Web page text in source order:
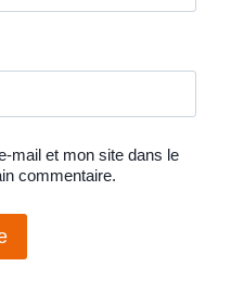
mail et mon site dans le
commentaire.